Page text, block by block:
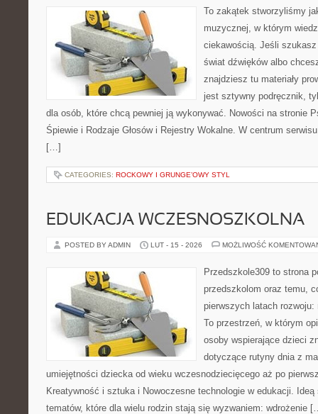
To zakątek stworzyliśmy
muzycznej, w którym
ciekawością. Jeśli
świat dźwięków albo
znajdziesz tu materiały
jest sztywny podręcznik,
dla osób, które chcą pewniej ją wykonywać. Nowości na stronie
Śpiewie i Rodzaje Głosów i Rejestry Wokalne. W centrum
[…]
CATEGORIES: ROCKOWY I GRUNGE’OWY STYL
EDUKACJA WCZESNOSZKOLNA
POSTED BY ADMIN LUT - 15 - 2026 MOŻLIWOŚĆ
Przedszkole309 to strona
przedszkolom oraz temu,
pierwszych latach
To przestrzeń, w którym
osoby wspierające dzieci
dotyczące rutyny dnia z
umiejętności dziecka od wieku wczesnodziecięcego aż po
Kreatywność i sztuka i Nowoczesne technologie w edukacji.
tematów, które dla wielu rodzin stają się wyzwaniem: wdrożenie